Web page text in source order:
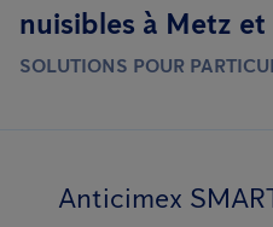
nuisibles à Metz et
SOLUTIONS POUR
Anticimex